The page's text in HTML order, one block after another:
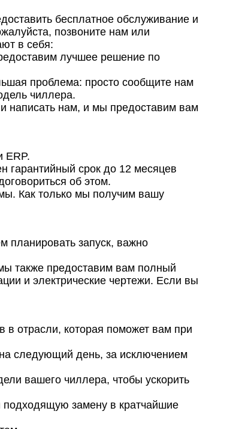
бесплатное обслуживание и
позвоните нам или
в себя:
лучшее решение по
проблема: просто сообщите нам
чиллера.
написать нам, и мы предоставим вам
ERP.
гарантийный срок до 12 месяцев
об этом.
Как только мы получим вашу
планировать запуск, важно
также предоставим вам полный
и электрические чертежи. Если вы
отрасли, которая поможет вам при
следующий день, за исключением
вашего чиллера, чтобы ускорить
подходящую замену в кратчайшие